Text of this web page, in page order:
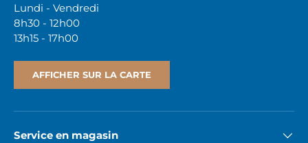
Lundi - Vendredi
8h30 - 12h00
13h15 - 17h00
AFFICHER SUR LA CARTE
Service en magasin